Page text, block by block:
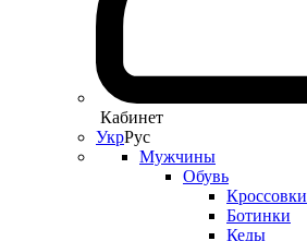
Кабинет
УкрРус
Мужчины
Обувь
Кроссовки
Ботинки
Кеды